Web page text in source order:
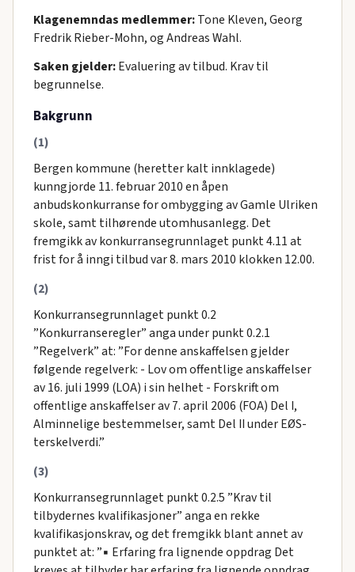
Klagenemndas medlemmer:Tone Kleven, Georg
Fredrik Rieber-Mohn, og Andreas Wahl.
Saken gjelder:Evaluering av tilbud. Krav til
begrunnelse.
Bakgrunn
(1)
Bergen kommune (heretter kalt innklagede)
kunngjorde 11. februar 2010 en åpen
anbudskonkurranse for ombygging av Gamle Ulriken
skole, samt tilhørende utomhusanlegg. Det
fremgikk av konkurransegrunnlaget punkt 4.11 at
frist for å inngi tilbud var 8. mars 2010 klokken 12.00.
(2)
Konkurransegrunnlaget punkt 0.2
”Konkurranseregler” anga under punkt 0.2.1
”Regelverk” at: ”For denne anskaffelsen gjelder
følgende regelverk: - Lov om offentlige anskaffelser
av 16. juli 1999 (LOA) i sin helhet - Forskrift om
offentlige anskaffelser av 7. april 2006 (FOA) Del I,
Alminnelige bestemmelser, samt Del II under EØS-
terskelverdi.”
(3)
Konkurransegrunnlaget punkt 0.2.5 ”Krav til
tilbydernes kvalifikasjoner” anga en rekke
kvalifikasjonskrav, og det fremgikk blant annet av
punktet at: ”▪ Erfaring fra lignende oppdrag Det